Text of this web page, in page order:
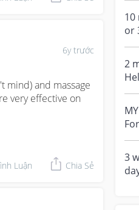
6y trước
mind) and massage
very effective on
Luận Chia Sẻ
or
10
2
he
20t...
3